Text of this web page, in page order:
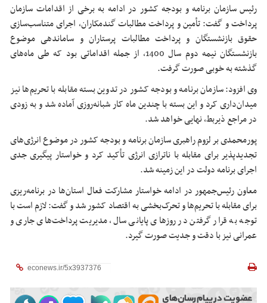
رئیس سازمان برنامه و بودجه کشور در ادامه به برخی از اقدامات سازمان
پرداخت و گفت: تأمین و پرداخت مطالبات گندمکاران، اجرای متناسب‌سازی
حقوق بازنشستگان و پرداخت مطالبات پرستاران و ساماندهی موضوع
بازنشستگان نیمه دوم سال 1400، از جمله اقداماتی بود که طی ماه‌های
گذشته به خوبی صورت گرفت.
وی افزود: سازمان برنامه و بودجه کشور در تدوین بسته مقابله با تحریم‌ها نیز
میدان‌داری کرد و این بسته با چندین ماه کار شبانه‌روزی آماده شد و به زودی
در مراجع ذیربط، نهایی خواهد شد.
پورمحمدی بر لزوم راهبری سازمان برنامه و بودجه کشور در موضوع انرژی‌های
تجدیدپذیر برای مقابله با ناترازی انرژی تأکید کرد و خواستار پیگیری جدی
اجرای برنامه دولت در این زمینه شد.
معاون رئیس‌جمهور در ادامه خواستار مشارکت فعال استان‌ها در برنامه‌ریزی
برای مقابله با تحریم‌ها و تحرک‌بخشی به اقتصاد کشور شد و گفت: لازم است با
توجه به قرار گرفتن در روزهای پایانی سال، مدیریت پرداخت‌های جاری و
عمرانی نیز با دقت و جدیت صورت گیرد.